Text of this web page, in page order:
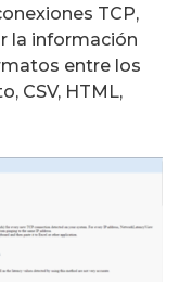
TCP,
la información
entre los
CSV, HTML,